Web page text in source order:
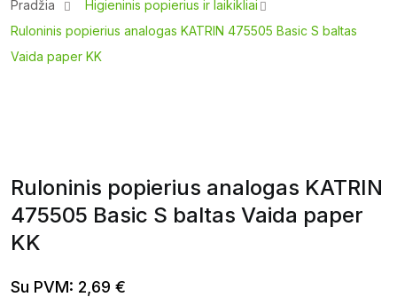
Pradžia
Higieninis popierius ir laikikliai
Ruloninis popierius analogas KATRIN 475505 Basic S baltas
Vaida paper KK
Ruloninis popierius analogas KATRIN
475505 Basic S baltas Vaida paper
KK
Su PVM: 2,69 €